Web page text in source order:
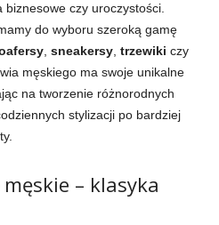
czy uroczystości.
do wyboru szeroką gamę
sneakersy trzewiki czy
męskiego ma swoje unikalne
na tworzenie różnorodnych
stylizacji po bardziej
– klasyka